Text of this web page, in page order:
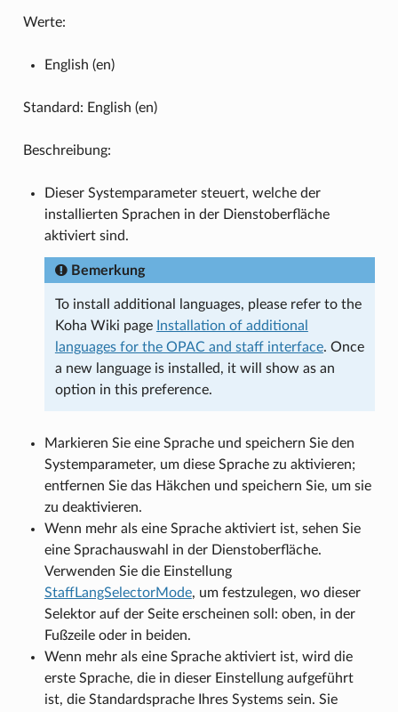
Werte:
English (en)
Standard: English (en)
Beschreibung:
Dieser Systemparameter steuert, welche der
installierten Sprachen in der Dienstoberfläche
aktiviert sind.
Bemerkung
To install additional languages, please refer to the
Koha Wiki page Installation of additional
languages for the OPAC and staff interface. Once
a new language is installed, it will show as an
option in this preference.
Markieren Sie eine Sprache und speichern Sie den
Systemparameter, um diese Sprache zu aktivieren;
entfernen Sie das Häkchen und speichern Sie, um sie
zu deaktivieren.
Wenn mehr als eine Sprache aktiviert ist, sehen Sie
eine Sprachauswahl in der Dienstoberfläche.
Verwenden Sie die Einstellung
StaffLangSelectorMode, um festzulegen, wo dieser
Selektor auf der Seite erscheinen soll: oben, in der
Fußzeile oder in beiden.
Wenn mehr als eine Sprache aktiviert ist, wird die
erste Sprache, die in dieser Einstellung aufgeführt
ist, die Standardsprache Ihres Systems sein. Sie